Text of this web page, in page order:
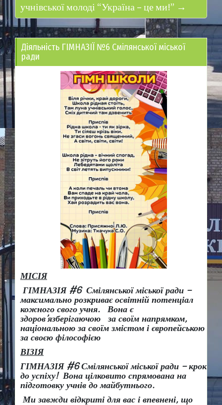
учнівської молоді “Україна – це ми!” →
Діяльність ГІМНАЗІЇ №6 Смілянської міської
ради
МІСІЯ
ГІМНАЗІЯ #6 Смілянської міської ради –
максимально розкриває освітній потенціал
кожного свого учня.
Вона є
здоров’язберігаючою за своїм напрямком,
національною за своїм змістом і європейською
за своєю філософією
ВІЗІЯ
ГІМНАЗІЯ #6 Смілянської міської ради – крок
до успіху! Вона цілковито спрямована на
підготовку учнів до майбутнього.
Ми завжди відкриті для вас і впевнені, що